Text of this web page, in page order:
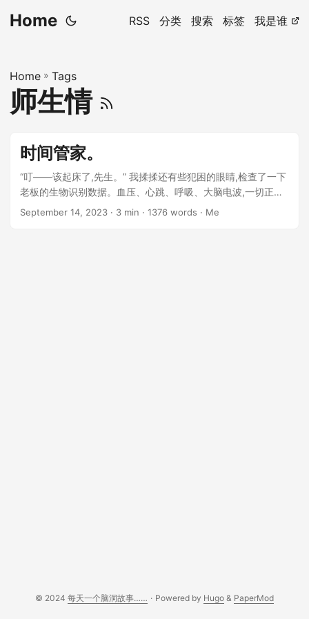
Home RSS 分类 搜索 标签 我是谁
Home » Tags
师生情
时间管家。
“叮——该起床了,先生。” 我揉揉还有些犯困的眼睛,检查了一下
老板的生物识别数据。血压、心跳、呼吸、大脑电波,一切正
常。 “好的好的,我起床了。”老板嘟囔道,“给我十分钟洗漱。” ...
September 14, 2023 · 3 min · 1376 words · Me
© 2024 每天一个脑洞故事…… · Powered by Hugo & PaperMod